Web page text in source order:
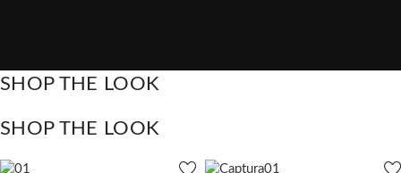
SHOP THE LOOK
SHOP THE LOOK